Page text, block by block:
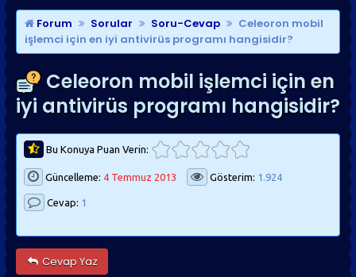
KISAYOLLAR
Forum Sorular Soru-Cevap
Celeoron mobil
işlemci için en iyi antivirüs programı hangisidir?
Celeoron mobil işlemci için en
iyi antivirüs programı hangisidir?
Bu Konuya Puan Verin:
Güncelleme: 4 Temmuz 2013 Gösterim: 1.924
Cevap: 1
Cevap Yaz